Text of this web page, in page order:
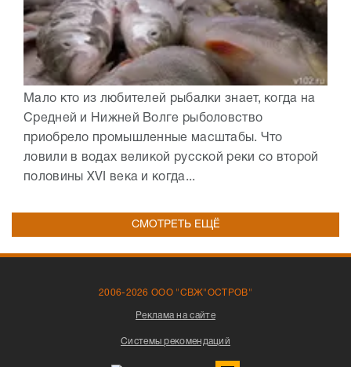
Мало кто из любителей рыбалки знает, когда на
Средней и Нижней Волге рыболовство
приобрело промышленные масштабы. Что
ловили в водах великой русской реки со второй
половины XVI века и когда...
СМОТРЕТЬ ЕЩЁ
2006-2026 ООО "СВЖ"ОСТРОВ"
Реклама на сайте
Системы рекомендаций